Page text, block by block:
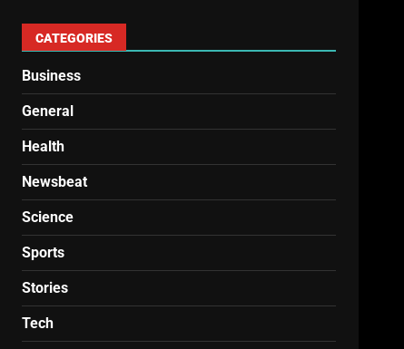
CATEGORIES
Business
General
Health
Newsbeat
Science
Sports
Stories
Tech